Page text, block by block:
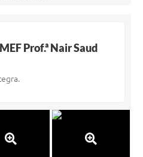
Prof.ª Nair Saud